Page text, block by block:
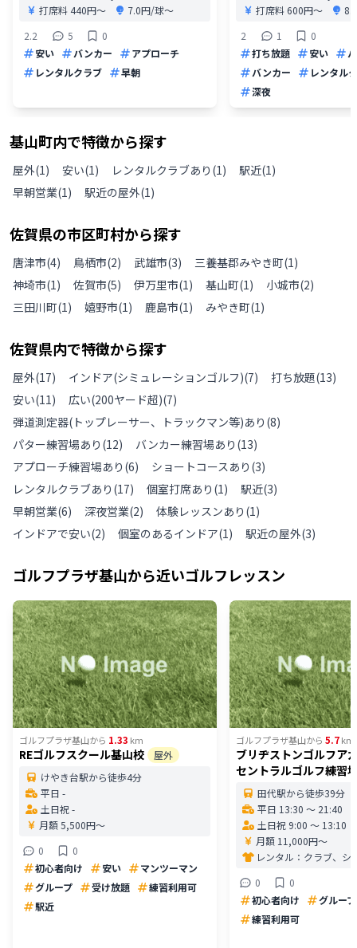
打席料440円〜
7.0円/球〜
2.2
5
0
安い
バンカー
アプローチ
レンタルクラブ
早朝
打席料600円〜
2
1
0
打ち放題
安い
バンカー
レンタル
深夜
基山町内で特徴から探す
屋外(1) 安い(1) レンタルクラブあり (1) 駅近(1)
早朝営業(1) 駅近の屋外(1)
佐賀県の市区町村から探す
唐津市(4) 鳥栖市(2) 武雄市(3) 三養基郡みやき町(1)
神埼市(1) 佐賀市(5) 伊万里市(1) 基山町(1) 小城市(2)
三田川町(1) 嬉野市(1) 鹿島市(1) みやき町(1)
佐賀県内で特徴から探す
屋外(17) インドア(シミュレーションゴルフ)(7) 打ち放題(13)
安い(11) 広い(200ヤード超)(7)
弾道測定器(トップレーサー、トラックマン等)あり (8)
パター練習場あり (12) バンカー練習場あり (13)
アプローチ練習場あり (6) ショートコースあり (3)
レンタルクラブあり (17) 個室打席あり (1) 駅近(3)
早朝営業(6) 深夜営業(2) 体験レッスンあり (1)
インドアで安い(2) 個室のあるインドア(1) 駅近の屋外(3)
ゴルフプラザ基山から近いゴルフレッスン
ゴルフプラザ基山から 1.33 km
REゴルフスクール基山校
屋外
けやき台駅から徒歩4分
平日 -
土日祝 -
月額 5,500円〜
0
0
初心者向け
安い
マンツーマン
グループ
受け放題
練習利用可
駅近
ゴルフプラザ基山から 5.7km
ブリヂストンゴルフア
セントラルゴルフ練習
田代駅から徒歩39分
平日 13:30 〜 21:40
土日祝 9:00 〜 13:10
月額 11,000円〜
レンタル： クラブ、シ
0
0
初心者向け
グループ
練習利用可